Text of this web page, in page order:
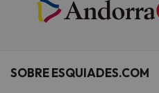
SOBRE ESQUIADES.COM